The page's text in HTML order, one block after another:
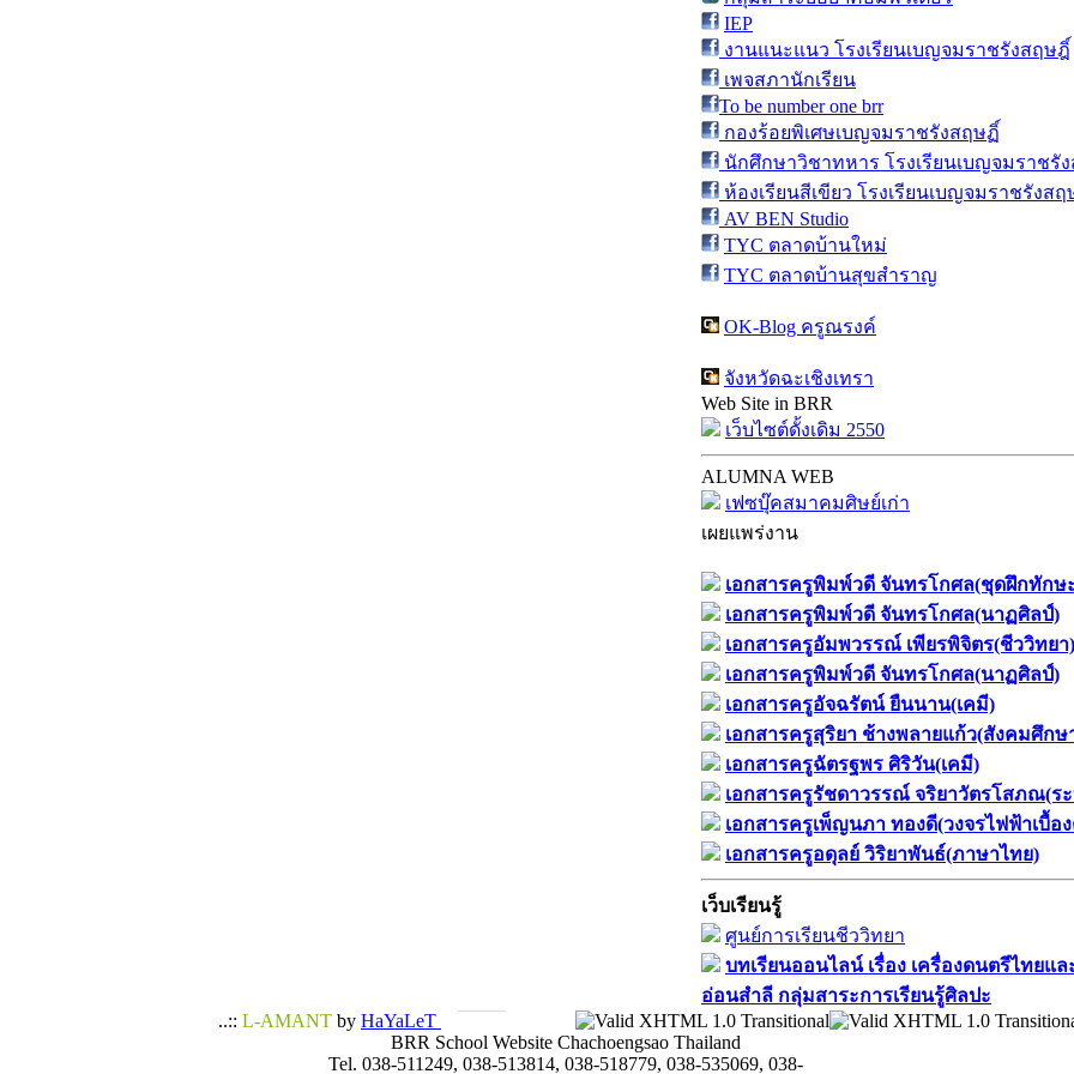
IEP
งานแนะแนว โรงเรียนเบญจมราชรังสฤษฎิ์
เพจสภานักเรียน
To be number one brr
กองร้อยพิเศษเบญจมราชรังสฤษฏิ์
นักศึกษาวิชาทหาร โรงเรียนเบญจมราชรั
ห้องเรียนสีเขียว โรงเรียนเบญจมราชรังสฤ
AV BEN Studio
TYC ตลาดบ้านใหม่
TYC ตลาดบ้านสุขสำราญ
OK-Blog ครูณรงค์
จังหวัดฉะเชิงเทรา
Web Site in BRR
เว็บไซต์ดั้งเดิม 2550
ALUMNA WEB
เฟซบุ๊คสมาคมศิษย์เก่า
เผยแพร่งาน
เอกสารครูพิมพ์วดี จันทรโกศล(ชุดฝึกทักษ
เอกสารครูพิมพ์วดี จันทรโกศล(นาฏศิลป์)
เอกสารครูอัมพวรรณ์ เพียรพิจิตร(ชีววิทยา)
เอกสารครูพิมพ์วดี จันทรโกศล(นาฏศิลป์)
เอกสารครูอัจฉรัตน์ ยืนนาน(เคมี)
เอกสารครูสุริยา ช้างพลายแก้ว(สังคมศึกษ
เอกสารครูฉัตรฐพร ศิริวัน(เคมี)
เอกสารครูรัชดาวรรณ์ จริยาวัตรโสภณ(ร
เอกสารครูเพ็ญนภา ทองดี(วงจรไฟฟ้าเบื้อ
เอกสารครูอดุลย์ วิริยาพันธ์(ภาษาไทย)
เว็บเรียนรู้
ศูนย์การเรียนชีววิทยา
บทเรียนออนไลน์​ เรื่อง​ เครื่องดนตรีไทย
อ่อนสำลี​ กลุ่มสาระการเรียนรู้ศิลปะ
..:: L-AMANT by HaYaLeT
BRR School Website Chachoengsao Thailand
Tel. 038-511249, 038-513814, 038-518779, 038-535069, 038-